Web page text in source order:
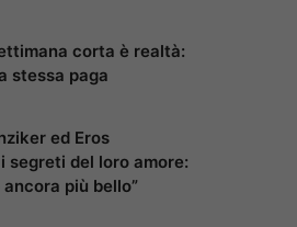
corta è realtà:
stessa paga
ed Eros
segreti del loro amore:
più bello”